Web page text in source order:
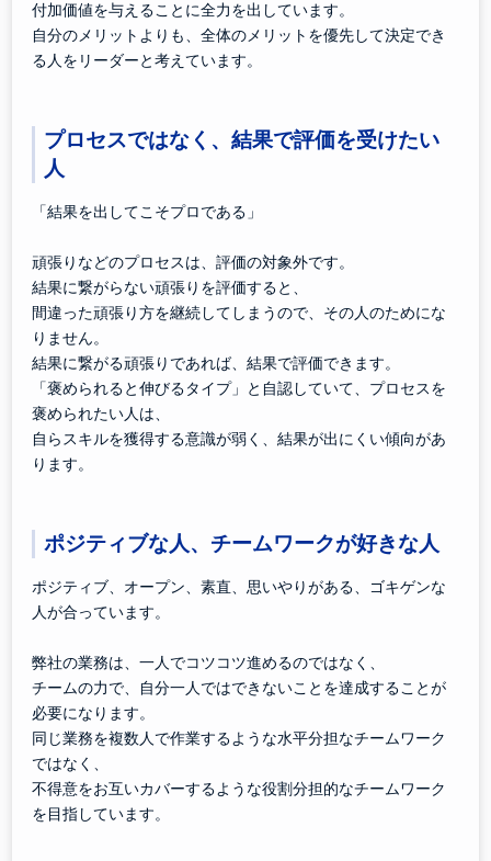
付加価値を与えることに全力を出しています。
自分のメリットよりも、全体のメリットを優先して決定でき
る人をリーダーと考えています。
プロセスではなく、結果で評価を受けたい
人
「結果を出してこそプロである」
頑張りなどのプロセスは、評価の対象外です。
結果に繋がらない頑張りを評価すると、
間違った頑張り方を継続してしまうので、その人のためにな
りません。
結果に繋がる頑張りであれば、結果で評価できます。
「褒められると伸びるタイプ」と自認していて、プロセスを
褒められたい人は、
自らスキルを獲得する意識が弱く、結果が出にくい傾向があ
ります。
ポジティブな人、チームワークが好きな人
ポジティブ、オープン、素直、思いやりがある、ゴキゲンな
人が合っています。
弊社の業務は、一人でコツコツ進めるのではなく、
チームの力で、自分一人ではできないことを達成することが
必要になります。
同じ業務を複数人で作業するような水平分担なチームワーク
ではなく、
不得意をお互いカバーするような役割分担的なチームワーク
を目指しています。